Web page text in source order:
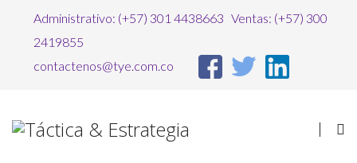
Administrativo: (+57) 301 4438663 Ventas: (+57) 300
2419855
contactenos@tye.com.co
JUser: :_load: No se ha podido cargar al usuario con 'ID': 682